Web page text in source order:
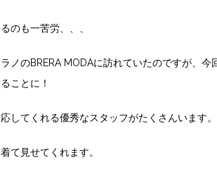
のも一苦労、、、
ノのBRERA MODAに訪れていたのですが、今
ことに！
してくれる優秀なスタッフがたくさんいます。
て見せてくれます。